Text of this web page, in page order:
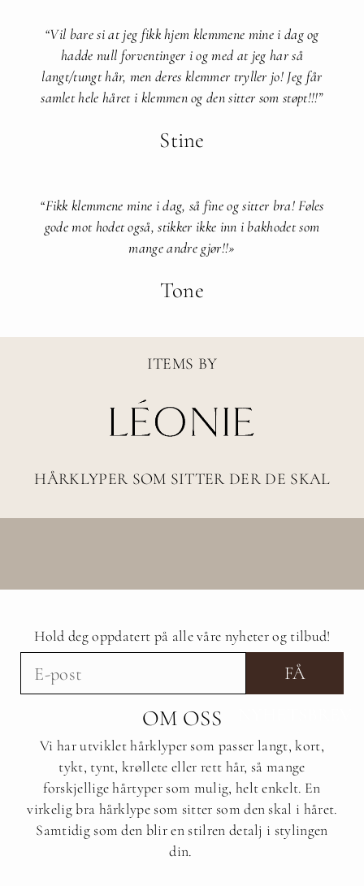
“Vil bare si at jeg fikk hjem klemmene mine i dag og
hadde null forventinger i og med at jeg har så
langt/tungt hår, men deres klemmer tryller jo! Jeg får
samlet hele håret i klemmen og den sitter som støpt!!!”​
Stine
“Fikk klemmene mine i dag, så fine og sitter bra! Føles
gode mot hodet også, stikker ikke inn i bakhodet som
mange andre gjør!!»
Tone
ITEMS BY
HÅRKLYPER SOM SITTER DER DE SKAL
Hold deg oppdatert på alle våre nyheter og tilbud!
FÅ
OM OSS
Vi har utviklet hårklyper som passer langt, kort,
tykt, tynt, krøllete eller rett hår, så mange
forskjellige hårtyper som mulig, helt enkelt. En
virkelig bra hårklype som sitter som den skal i håret.
Samtidig som den blir en stilren detalj i stylingen
din.